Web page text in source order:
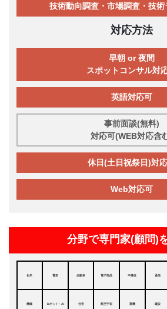
技術動向調査・市場調査・技
対応方法
早朝 or 夜間
スポットコンサル対
英語対応可
事前面談(無料)
対応可(WEB対応含
休日(土日祝祭日)対
Web対応可
分野で専門家(顧問)
化学 電気 自動車 電子部品 半導体 通信
機械 ロボット・AI 住宅 航空宇宙 重機 建設